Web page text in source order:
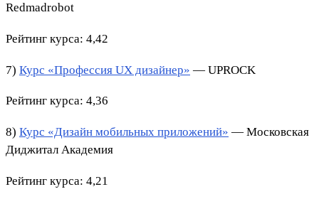
Redmadrobot
Рейтинг курса: 4,42
7) Курс «Профессия UX дизайнер» — UPROCK
Рейтинг курса: 4,36
8) Курс «Дизайн мобильных приложений» — Московская
Диджитал Академия
Рейтинг курса: 4,21